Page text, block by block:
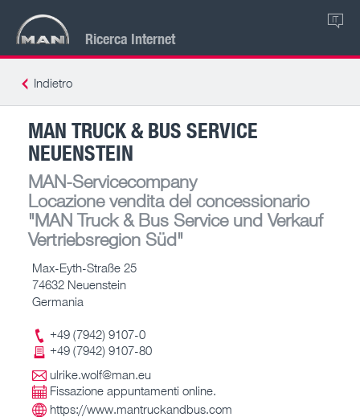
Ricerca Internet
IT
Indietro
MAN TRUCK & BUS SERVICE
NEUENSTEIN
MAN-Servicecompany
Locazione vendita del concessionario
"MAN Truck & Bus Service und Verkauf
Vertriebsregion Süd"
Max-Eyth-Straße 25
74632 Neuenstein
Germania
+49 (7942) 9107-0
+49 (7942) 9107-80
ulrike.wolf@man.eu
Fissazione appuntamenti online.
https://www.mantruckandbus.com